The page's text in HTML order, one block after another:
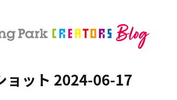
ョット 2024-06-17